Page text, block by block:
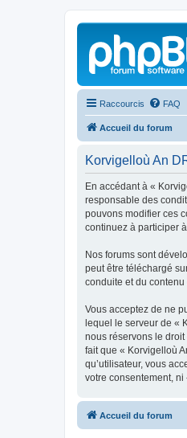
Raccourcis FAQ
Accueil du forum
Korvigelloù An
En accédant à «
responsable des
pouvons modifier ces
continuez à participer
Nos forums sont
peut être téléchargé
conduite et du
Vous acceptez de ne
lequel le serveur de «
nous réservons le droit
fait que « Korvigelloù
qu’utilisateur, vous
votre consentement,
Accueil du forum